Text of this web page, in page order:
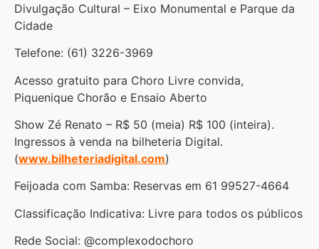
Divulgação Cultural – Eixo Monumental e Parque da
Cidade
Telefone: (61) 3226-3969
Acesso gratuito para Choro Livre convida,
Piquenique Chorão e Ensaio Aberto
Show Zé Renato – R$ 50 (meia) R$ 100 (inteira).
Ingressos à venda na bilheteria Digital.
(www.bilheteriadigital.com)
Feijoada com Samba: Reservas em 61 99527-4664
Classificação Indicativa: Livre para todos os públicos
Rede Social: @complexodochoro